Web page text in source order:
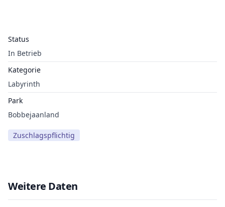
Status
In Betrieb
Kategorie
Labyrinth
Park
Bobbejaanland
Zuschlagspflichtig
Weitere Daten